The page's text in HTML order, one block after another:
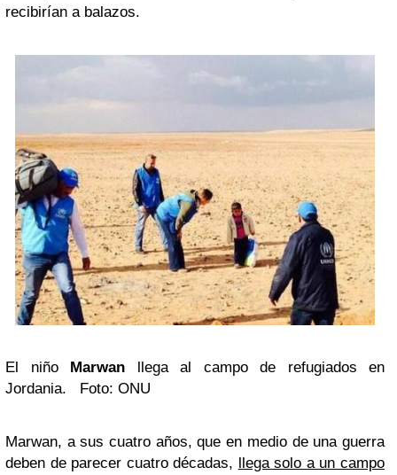
recibirían a balazos.
El niño Marwan llega al campo de refugiados en
Jordania. Foto: ONU
Marwan, a sus cuatro años, que en medio de una guerra
deben de parecer cuatro décadas, llega solo a un campo